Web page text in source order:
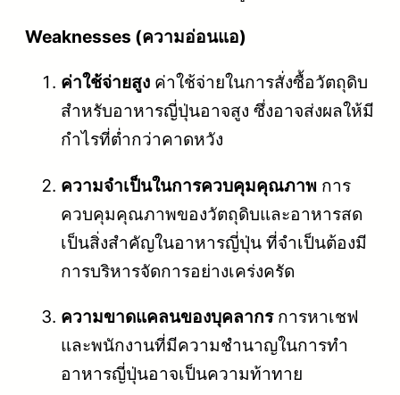
Weaknesses (ความอ่อนแอ)
ค่าใช้จ่ายสูง ค่าใช้จ่ายในการสั่งซื้อวัตถุดิบ
สำหรับอาหารญี่ปุ่นอาจสูง ซึ่งอาจส่งผลให้มี
กำไรที่ต่ำกว่าคาดหวัง
ความจำเป็นในการควบคุมคุณภาพ การ
ควบคุมคุณภาพของวัตถุดิบและอาหารสด
เป็นสิ่งสำคัญในอาหารญี่ปุ่น ที่จำเป็นต้องมี
การบริหารจัดการอย่างเคร่งครัด
ความขาดแคลนของบุคลากรการหาเชฟ
และพนักงานที่มีความชำนาญในการทำ
อาหารญี่ปุ่นอาจเป็นความท้าทาย